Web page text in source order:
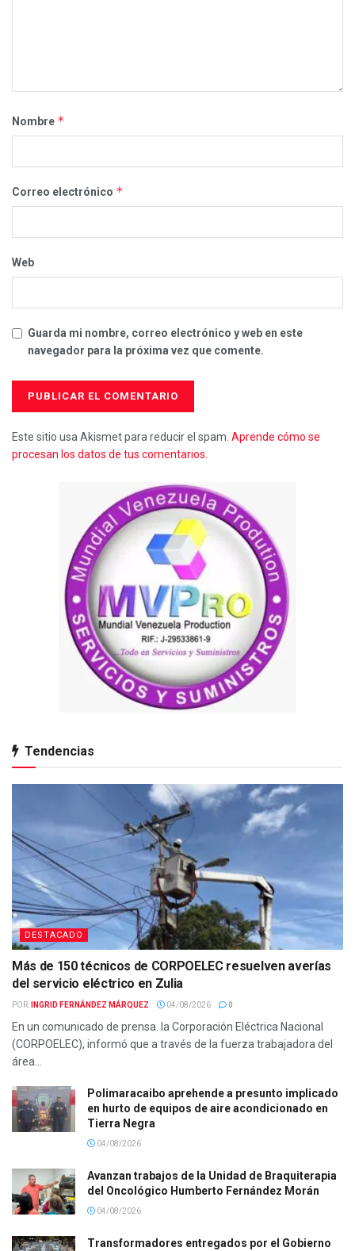
Nombre *
Correo electrónico *
Web
Guarda mi nombre, correo electrónico y web en este
navegador para la próxima vez que comente.
Este sitio usa Akismet para reducir el spam. Aprende cómo se
procesan los datos de tus comentarios.
Tendencias
DESTACADO
Más de 150 técnicos de CORPOELEC resuelven averías
del servicio eléctrico en Zulia
POR: INGRID FERNÁNDEZ MÁRQUEZ 04/08/2026 0
En un comunicado de prensa. la Corporación Eléctrica Nacional
(CORPOELEC), informó que a través de la fuerza trabajadora del
área...
Polimaracaibo aprehende a presunto implicado
en hurto de equipos de aire acondicionado en
Tierra Negra
04/08/2026
Avanzan trabajos de la Unidad de Braquiterapia
del Oncológico Humberto Fernández Morán
04/08/2026
Transformadores entregados por el Gobierno